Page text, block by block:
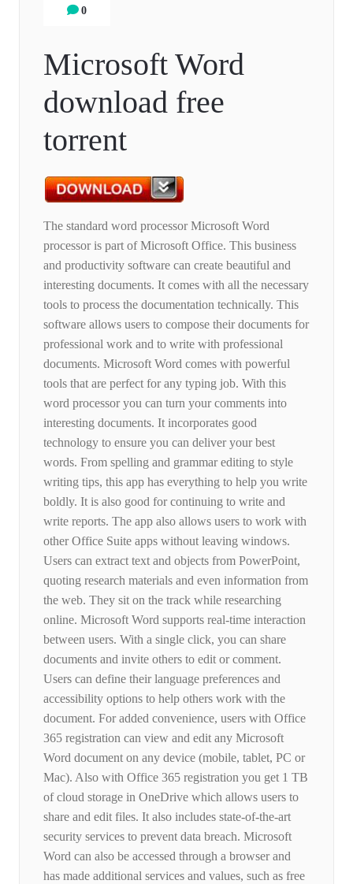
0
Microsoft Word
download free
torrent
The standard word processor Microsoft Word
processor is part of Microsoft Office. This business
and productivity software can create beautiful and
interesting documents. It comes with all the necessary
tools to process the documentation technically. This
software allows users to compose their documents for
professional work and to write with professional
documents. Microsoft Word comes with powerful
tools that are perfect for any typing job. With this
word processor you can turn your comments into
interesting documents. It incorporates good
technology to ensure you can deliver your best
words. From spelling and grammar editing to style
writing tips, this app has everything to help you write
boldly. It is also good for continuing to write and
write reports. The app also allows users to work with
other Office Suite apps without leaving windows.
Users can extract text and objects from PowerPoint,
quoting research materials and even information from
the web. They sit on the track while researching
online. Microsoft Word supports real-time interaction
between users. With a single click, you can share
documents and invite others to edit or comment.
Users can define their language preferences and
accessibility options to help others work with the
document. For added convenience, users with Office
365 registration can view and edit any Microsoft
Word document on any device (mobile, tablet, PC or
Mac). Also with Office 365 registration you get 1 TB
of cloud storage in OneDrive which allows users to
share and edit files. It also includes state-of-the-art
security services to prevent data breach. Microsoft
Word can also be accessed through a browser and
has made additional services and values, such as free